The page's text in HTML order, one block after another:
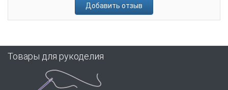
Добавить отзыв
Товары для рукоделия